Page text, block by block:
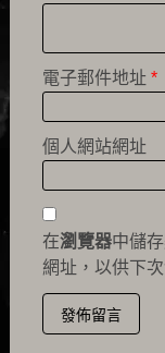
電子郵件地址 *
個人網站網址
在瀏覽器中儲
網址，以供下